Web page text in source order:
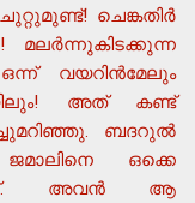
ചെങ്കതിര്‍
വയറിന്‍മേലും
അത് കണ്ട്
ബദറുല്‍
ഒക്കെ
അവന്‍ ആ